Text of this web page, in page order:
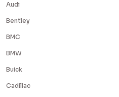
Audi
Bentley
BMC
BMW
Buick
Cadillac